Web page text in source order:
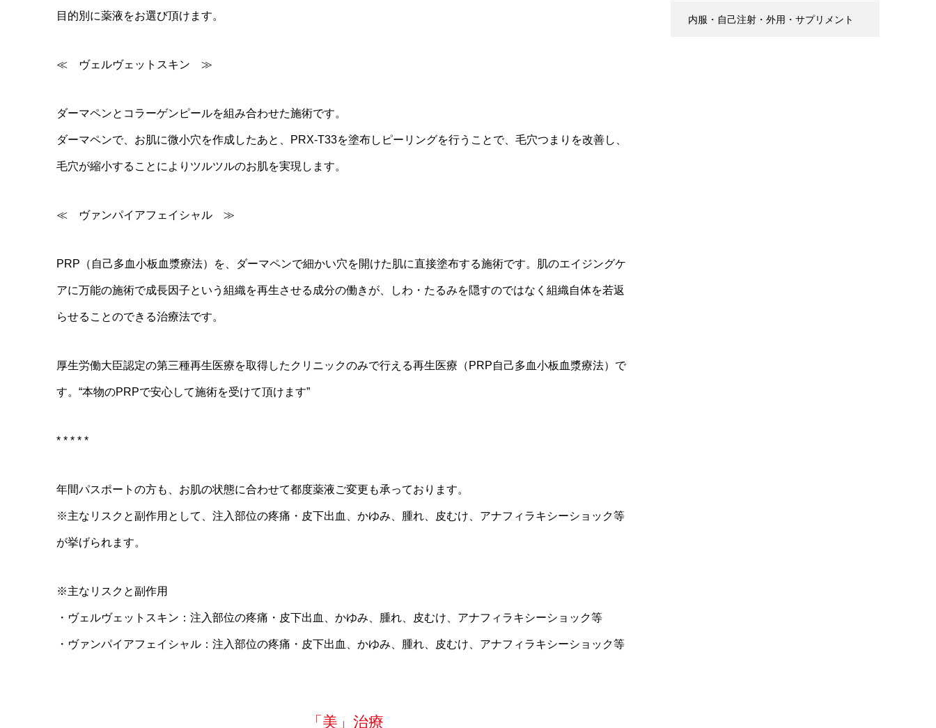
目的別に薬液をお選び頂けます。
≪ ヴェルヴェットスキン ≫
ダーマペンとコラーゲンピールを組み合わせた施術です。
ダーマペンで、お肌に微小穴を作成したあと、PRX-T33を塗布しピーリングを行うことで、毛穴つまりを改善し、
毛穴が縮小することによりツルツルのお肌を実現します。
≪ ヴァンパイアフェイシャル ≫
PRP（自己多血小板血漿療法）を、ダーマペンで細かい穴を開けた肌に直接塗布する施術です。肌のエイジングケ
アに万能の施術で成長因子という組織を再生させる成分の働きが、しわ・たるみを隠すのではなく組織自体を若返
らせることのできる治療法です。
厚生労働大臣認定の第三種再生医療を取得したクリニックのみで行える再生医療（PRP自己多血小板血漿療法）で
す。“本物のPRPで安心して施術を受けて頂けます”
* * * * *
年間パスポートの方も、お肌の状態に合わせて都度薬液ご変更も承っております。
※主なリスクと副作用として、注入部位の疼痛・皮下出血、かゆみ、腫れ、皮むけ、アナフィラキシーショック等
が挙げられます。
※主なリスクと副作用
・ヴェルヴェットスキン：注入部位の疼痛・皮下出血、かゆみ、腫れ、皮むけ、アナフィラキシーショック等
・ヴァンパイアフェイシャル：注入部位の疼痛・皮下出血、かゆみ、腫れ、皮むけ、アナフィラキシーショック等
「美」治療
内服・自己注射・外用・サプリメント